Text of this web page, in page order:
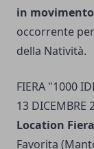
in movimento
occorrente
della Natività.
FIERA "1000
13 DICEMBRE
Location Fiera
Favorita